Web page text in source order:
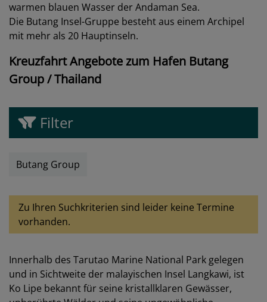
warmen blauen Wasser der Andaman Sea.
Die Butang Insel-Gruppe besteht aus einem Archipel
mit mehr als 20 Hauptinseln.
Kreuzfahrt Angebote zum Hafen Butang
Group / Thailand
Filter
Butang Group
Zu Ihren Suchkriterien sind leider keine Termine
vorhanden.
Innerhalb des Tarutao Marine National Park gelegen
und in Sichtweite der malayischen Insel Langkawi, ist
Ko Lipe bekannt für seine kristallklaren Gewässer,